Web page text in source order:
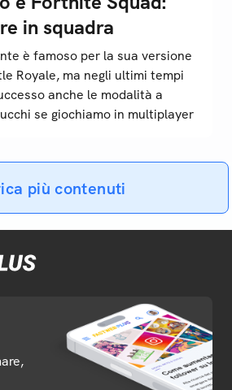
in squadra
è famoso per la sua versione
Royale, ma negli ultimi tempi
anche le modalità a
se giochiamo in multiplayer
più contenuti